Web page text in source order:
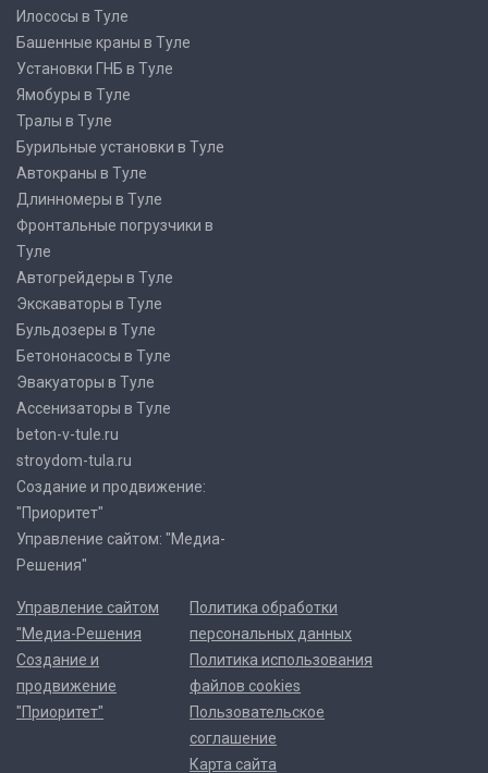
Илососы в Туле
Башенные краны в Туле
Установки ГНБ в Туле
Ямобуры в Туле
Тралы в Туле
Бурильные установки в Туле
Автокраны в Туле
Длинномеры в Туле
Фронтальные погрузчики в
Туле
Автогрейдеры в Туле
Экскаваторы в Туле
Бульдозеры в Туле
Бетононасосы в Туле
Эвакуаторы в Туле
Ассенизаторы в Туле
beton-v-tule.ru
stroydom-tula.ru
Создание и продвижение:
"Приоритет"
Управление сайтом: "Медиа-
Решения"
Управление сайтом
"Медиа-Решения
Создание и
продвижение
"Приоритет"
Политика обработки
персональных данных
Политика использования
файлов cookies
Пользовательское
соглашение
Карта сайта